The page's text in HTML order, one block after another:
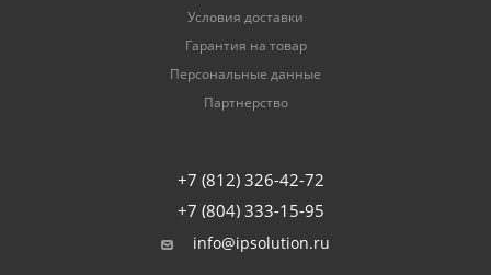
Условия доставки
Гарантия на товар
Персональные данные
Партнерство
+7 (812) 326-42-72
+7 (804) 333-15-95
info@ipsolution.ru